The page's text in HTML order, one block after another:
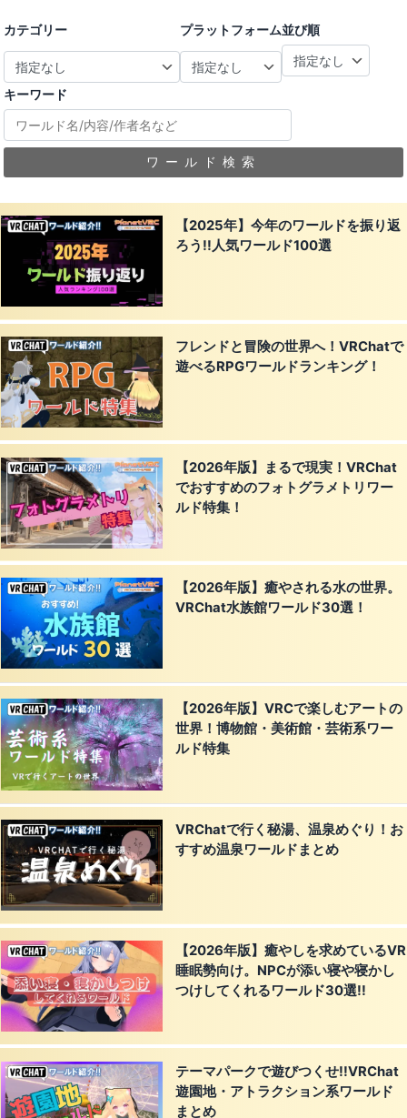
カテゴリー プラットフォーム並び順
キーワード
ワールド検索
【2025年】今年のワールドを振り返
ろう!!人気ワールド100選
フレンドと冒険の世界へ！VRChatで
遊べるRPGワールドランキング！
【2026年版】まるで現実！VRChat
でおすすめのフォトグラメトリワー
ルド特集！
【2026年版】癒やされる水の世界。
VRChat水族館ワールド30選！
【2026年版】VRCで楽しむアートの
世界！博物館・美術館・芸術系ワー
ルド特集
VRChatで行く秘湯、温泉めぐり！お
すすめ温泉ワールドまとめ
【2026年版】癒やしを求めているVR
睡眠勢向け。NPCが添い寝や寝かし
つけしてくれるワールド30選!!
テーマパークで遊びつくせ!!VRChat
遊園地・アトラクション系ワールド
まとめ